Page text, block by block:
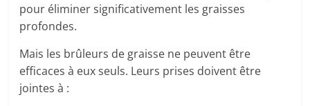
pour éliminer significativement les graisses
profondes.
Mais les brûleurs de graisse ne peuvent être
efficaces à eux seuls. Leurs prises doivent être
jointes à :